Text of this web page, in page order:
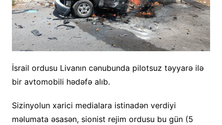
İsrail ordusu Livanın cənubunda pilotsuz təyyarə ilə
bir avtomobili hədəfə alıb.
Sizinyolun xarici medialara istinadən verdiyi
məlumata əsasən, sionist rejim ordusu bu gün (5